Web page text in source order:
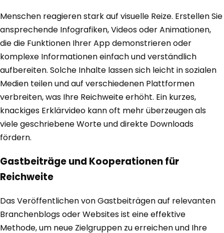
Menschen reagieren stark auf visuelle Reize. Erstellen Sie
ansprechende Infografiken, Videos oder Animationen,
die die Funktionen Ihrer App demonstrieren oder
komplexe Informationen einfach und verständlich
aufbereiten. Solche Inhalte lassen sich leicht in sozialen
Medien teilen und auf verschiedenen Plattformen
verbreiten, was Ihre Reichweite erhöht. Ein kurzes,
knackiges Erklärvideo kann oft mehr überzeugen als
viele geschriebene Worte und direkte Downloads
fördern.
Gastbeiträge und Kooperationen für
Reichweite
Das Veröffentlichen von Gastbeiträgen auf relevanten
Branchenblogs oder Websites ist eine effektive
Methode, um neue Zielgruppen zu erreichen und Ihre